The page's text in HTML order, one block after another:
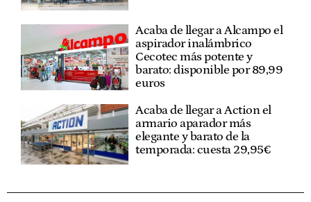
Acaba de llegar a Alcampo el
aspirador inalámbrico
Cecotec más potente y
barato: disponible por 89,99
euros
Acaba de llegar a Action el
armario aparador más
elegante y barato de la
temporada: cuesta 29,95€